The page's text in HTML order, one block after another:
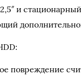
и
повреждение